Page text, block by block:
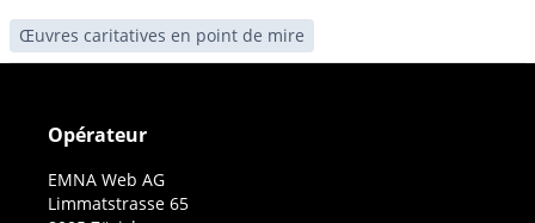
Œuvres caritatives en point de mire
Opérateur
EMNA Web AG
Limmatstrasse 65